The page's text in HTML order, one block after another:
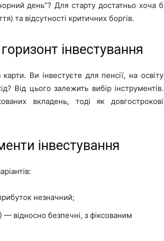
день”? Для старту достатньо хоча б
та відсутності критичних боргів.
інвестування
Ви інвестуєте для пенсії, на освіту
Від цього залежить вибір інструментів.
вкладень, тоді як довгострокові
інвестування
незначний;
відносно безпечні, з фіксованим